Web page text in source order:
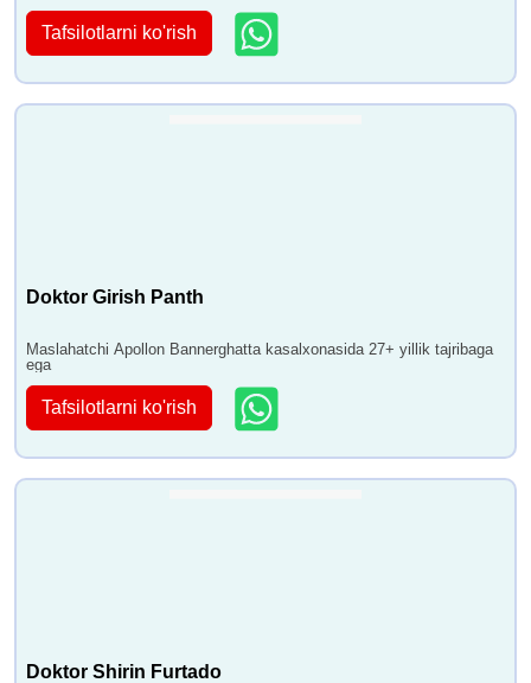
Tafsilotlarni ko'rish
Doktor Girish Panth
Maslahatchi Apollon Bannerghatta kasalxonasida 27+ yillik tajribaga
ega
Tafsilotlarni ko'rish
Doktor Shirin Furtado